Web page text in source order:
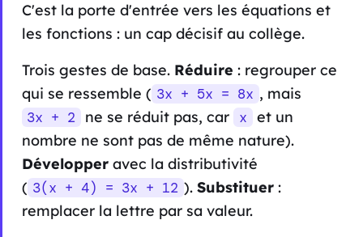
C'est la porte d'entrée vers les équations et
les fonctions : un cap décisif au collège.
Trois gestes de base. Réduire : regrouper ce
qui se ressemble ( 3x + 5x = 8x , mais
3x + 2 ne se réduit pas, car x et un
nombre ne sont pas de même nature).
Développeravec la distributivité
( 3(x + 4) = 3x + 12 ).Substituer :
remplacer la lettre par sa valeur.